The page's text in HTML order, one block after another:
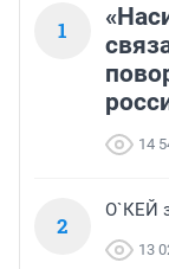
1
14
2
О`КЕЙ
13